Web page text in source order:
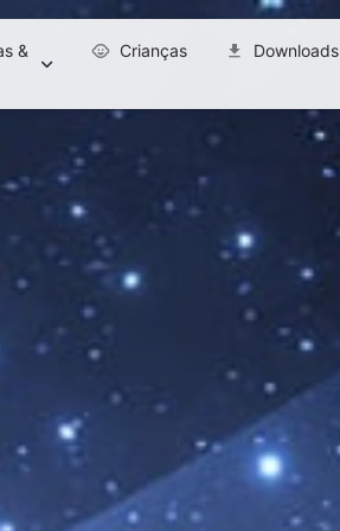
&
child_care Crianças download Downloads